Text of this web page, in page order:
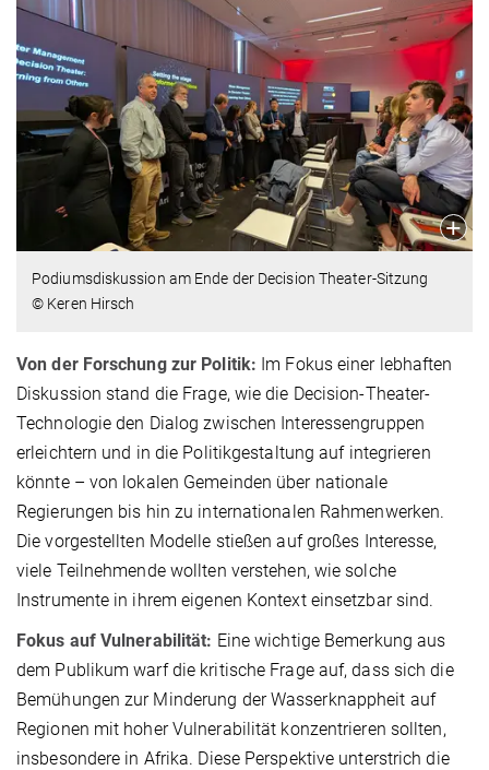
Podiumsdiskussion am Ende der Decision Theater-Sitzung
© Keren Hirsch
Von der Forschung zur Politik: Im Fokus einer lebhaften
Diskussion stand die Frage, wie die Decision-Theater-
Technologie den Dialog zwischen Interessengruppen
erleichtern und in die Politikgestaltung auf integrieren
könnte – von lokalen Gemeinden über nationale
Regierungen bis hin zu internationalen Rahmenwerken.
Die vorgestellten Modelle stießen auf großes Interesse,
viele Teilnehmende wollten verstehen, wie solche
Instrumente in ihrem eigenen Kontext einsetzbar sind.
Fokus auf Vulnerabilität: Eine wichtige Bemerkung aus
dem Publikum warf die kritische Frage auf, dass sich die
Bemühungen zur Minderung der Wasserknappheit auf
Regionen mit hoher Vulnerabilität konzentrieren sollten,
insbesondere in Afrika. Diese Perspektive unterstrich die